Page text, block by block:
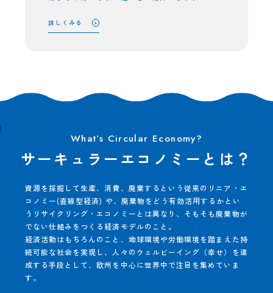
詳しくみる
]
サーキュラーエコノミーとは？
資源を採掘して生産、消費、廃棄するという従来のリニア・エ
コノミー(直線型経済) や、廃棄物をどう有効活用するかとい
うリサイクリング・エコノミーとは異なり、そもそも廃棄物が
でない仕組みをつくる経済モデルのこと。
経済活動はもちろんのこと、地球環境や労働環境を踏まえた持
続可能な社会を実現し、人々のウェルビーイング（幸せ）を達
成する手段として、欧州を中心に世界中で注目を集めていま
す。